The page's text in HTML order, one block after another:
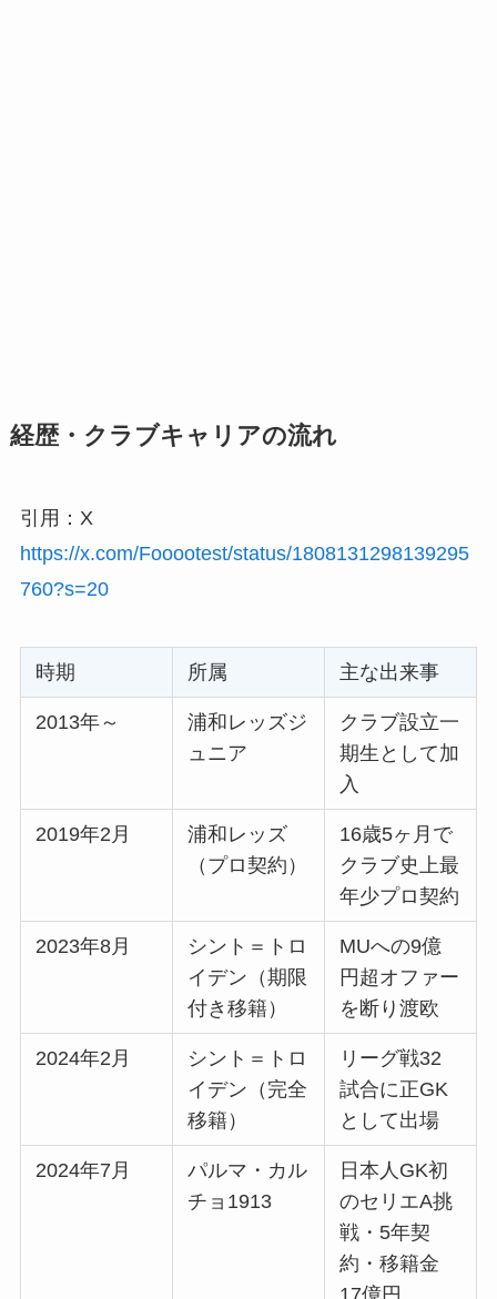
経歴・クラブキャリアの流れ
引用：X
https://x.com/Fooootest/status/1808131298139295
760?s=20
時期 所属 主な出来事
2013年～
浦和レッズジ
ュニア
クラブ設立一
期生として加
入
2019年2月
浦和レッズ
（プロ契約）
16歳5ヶ月で
クラブ史上最
年少プロ契約
2023年8月
シント＝トロ
イデン（期限
付き移籍）
MUへの9億
円超オファー
を断り渡欧
2024年2月
シント＝トロ
イデン（完全
移籍）
リーグ戦32
試合に正GK
として出場
2024年7月
パルマ・カル
チョ1913
日本人GK初
のセリエA挑
戦・5年契
約・移籍金
17億円